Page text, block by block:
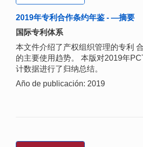
2019年专利合作条约年鉴 - —摘要
国际专利体系
本文件介绍了产权组织管理的专利
的主要使用趋势。 本版对2019年
计数据进行了归纳总结。
Año de publicación: 2019